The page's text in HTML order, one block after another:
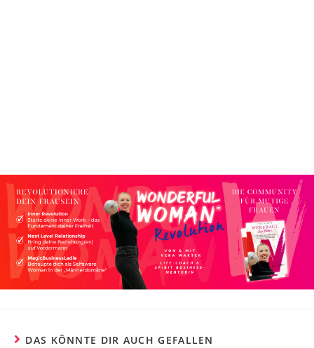
DAS KÖNNTE DIR AUCH GEFALLEN